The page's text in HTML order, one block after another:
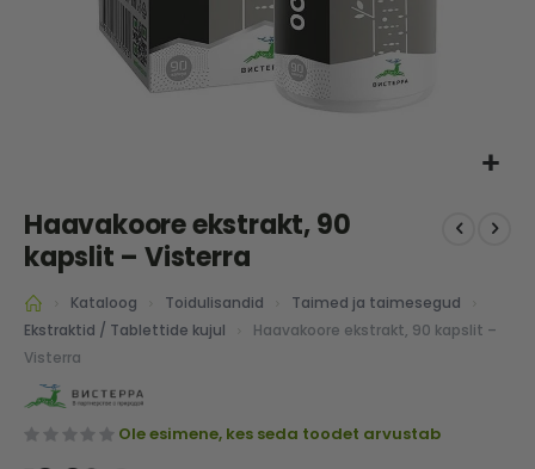
to
the
beginning
of
the
images
Haavakoore ekstrakt, 90
kapslit – Visterra
Kataloog Toidulisandid
Taimed ja taimesegud
Ekstraktid / Tablettide kujul
Haavakoore ekstrakt, 90 kapslit –
Visterra
Ole esimene, kes seda toodet arvustab